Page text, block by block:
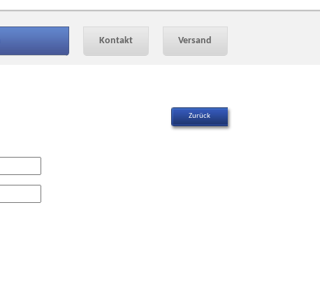
Kontakt Versand